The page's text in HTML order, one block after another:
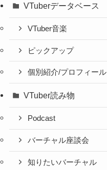
VTuberデータベース
VTuber音楽
ピックアップ
個別紹介/プロフィール
VTuber読み物
Podcast
バーチャル座談会
知りたいバーチャル